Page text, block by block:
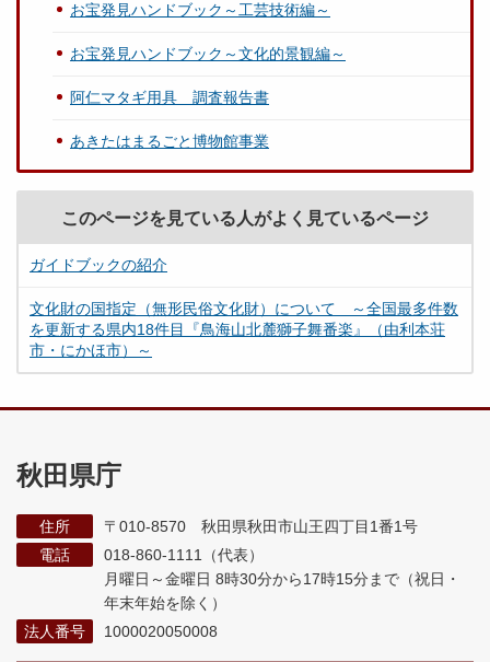
お宝発見ハンドブック～工芸技術編～
お宝発見ハンドブック～文化的景観編～
阿仁マタギ用具 調査報告書
あきたはまるごと博物館事業
このページを見ている人がよく見ているページ
ガイドブックの紹介
文化財の国指定（無形民俗文化財）について ～全国最多件数
を更新する県内18件目『鳥海山北麓獅子舞番楽』（由利本荘
市・にかほ市）～
秋田県庁
住所
〒010-8570 秋田県秋田市山王四丁目1番1号
電話
018-860-1111（代表）
月曜日～金曜日 8時30分から17時15分まで （祝日・
年末年始を除く）
法人番号
1000020050008